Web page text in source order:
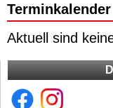
Terminkalender
Aktuell sind